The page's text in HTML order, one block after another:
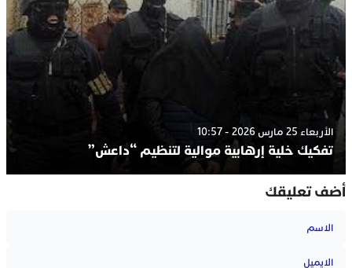
الأربعاء 25 مارس 2026 - 10:57
تفكيك خلية إرهابية موالية لتنظيم “داعش”
أضف تعليقك